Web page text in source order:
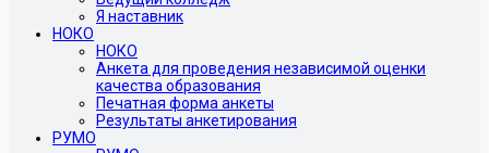
Я наставник
НОКО
НОКО
Анкета для проведения независимой оценки
качества образования
Печатная форма анкеты
Результаты анкетирования
РУМО